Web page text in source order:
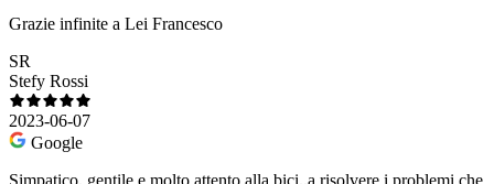
Grazie infinite a Lei Francesco
SR
Stefy Rossi
2023-06-07
Google
Simpatico, gentile e molto attento alla bici..a risolvere i problemi che